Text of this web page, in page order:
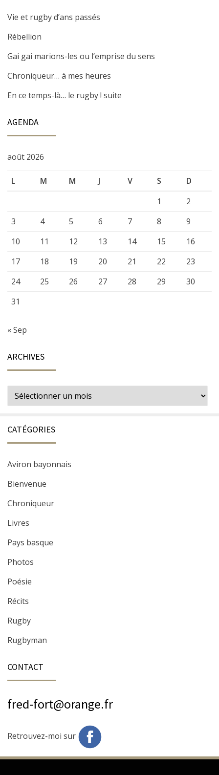
Vie et rugby d’ans passés
Rébellion
Gai gai marions-les ou l’emprise du sens
Chroniqueur… à mes heures
En ce temps-là… le rugby ! suite
AGENDA
août 2026
L M M J V S
D
1
2
3
4 5 6 7 8
9
10
11 12 13 14 15
16
17
18 19 20 21 22
23
24
25 26 27 28 29
30
31
« Sep
ARCHIVES
Archives
CATÉGORIES
Aviron bayonnais
Bienvenue
Chroniqueur
Livres
Pays basque
Photos
Poésie
Récits
Rugby
Rugbyman
CONTACT
fred-fort@orange.fr
Retrouvez-moi sur